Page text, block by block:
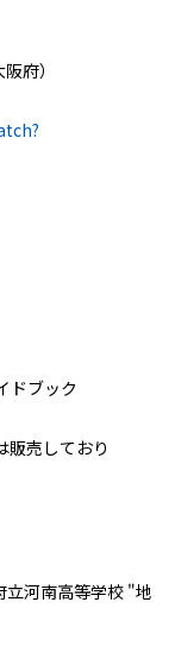
府）
ドブック
売しており
立河南高等学校 "地